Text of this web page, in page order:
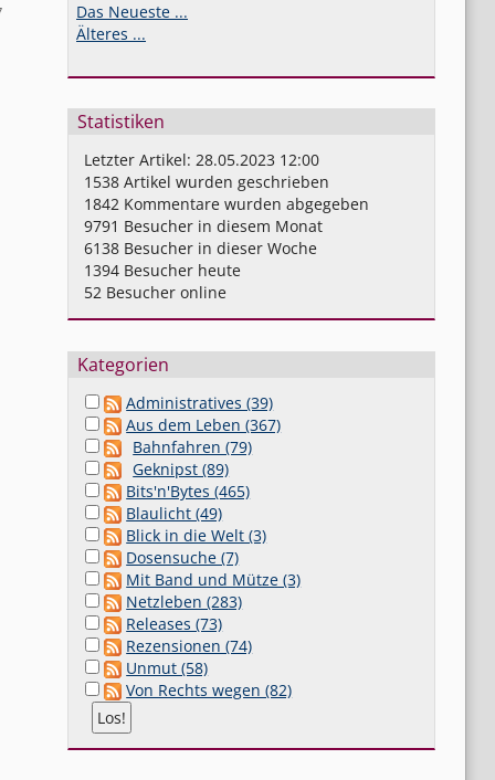
Das Neueste ...
Älteres ...
Statistiken
Letzter Artikel: 28.05.2023 12:00
1538Artikel wurden geschrieben
1842Kommentare wurden abgegeben
9791 Besucher in diesem Monat
6138Besucher in dieser Woche
1394Besucher heute
52Besucher online
Kategorien
Administratives (39)
Aus dem Leben (367)
Bahnfahren (79)
Geknipst (89)
Bits'n'Bytes (465)
Blaulicht (49)
Blick in die Welt (3)
Dosensuche (7)
Mit Band und Mütze (3)
Netzleben (283)
Releases (73)
Rezensionen (74)
Unmut (58)
Von Rechts wegen (82)